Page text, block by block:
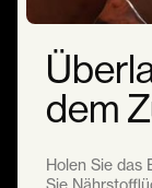
dem
Holen Sie das